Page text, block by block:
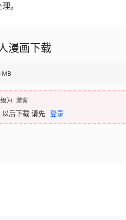
。
漫画下载
MB
为 游客
以后下载 请先 登录